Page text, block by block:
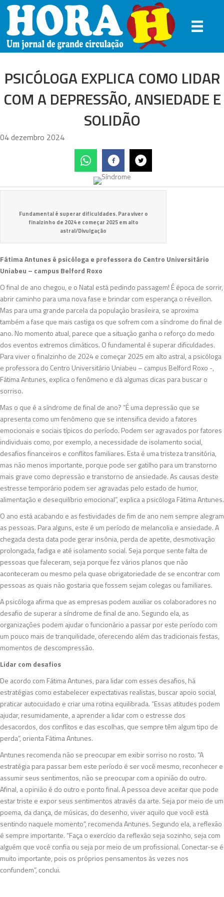
PSICÓLOGA EXPLICA COMO LIDAR
COM A DEPRESSÃO, ANSIEDADE E
SOLIDÃO
04 dezembro 2024
Fundamental é superar dificuldades. Para viver o
finalzinho de 2024 e começar 2025 em alto
astral/Divulgação
Fátima Antunes é psicóloga e professora do Centro Universitário
Uniabeu – campus Belford Roxo
O final de ano chegou, e o Natal está pedindo passagem! É época de sorrir,
abrir caminho para uma nova fase e brindar com esperança o réveillon.
Mas para uma grande parcela da população brasileira, se aproxima
também a fase que mais castiga os que sofrem com a síndrome do final de
ano. No momento atual, parece que a situação ganha o reforço do medo
dos eventos extremos climáticos. O fundamental é superar dificuldades.
Para viver o finalzinho de 2024 e começar 2025 em alto astral, a psicóloga
e professora do Centro Universitário Uniabeu – campus Belford Roxo -,
Fátima Antunes, explica o fenômeno e dá algumas dicas para buscar o
sorriso.
Mas o que é a síndrome de final de ano? “É uma depressão que se
apresenta como um fenômeno que se intensifica devido a fatores
emocionais e sociais típicos do período. Podem ser agravados por fatores
individuais como, por exemplo, a necessidade de isolamento social,
desafios financeiros e conflitos familiares. Esta é uma tristeza transitória,
mas não menos importante, porque pode ser gatilho para um transtorno
mais grave como depressão e transtorno de ansiedade. As causas deste
estresse temporário podem ser agravadas pelo estado de humor,
alimentação e desequilíbrio emocional”, explica a psicóloga Fátima Antunes.
O ano está acabando e as festividades de fim de ano nem sempre alegram
as pessoas. Para alguns, este é um período de melancolia e ansiedade. A
chegada desta data pode gerar insônia, perda de apetite, desmotivação
prolongada, fadiga e até isolamento social. Seja porque sente falta de
pessoas que faleceram, seja porque fez vários planos que não
aconteceram ou mesmo pela quase obrigatoriedade de se encontrar com
pessoas as quais não gostaria que fossem sejam colegas ou familiares.
A psicóloga afirma que as empresas podem auxiliar os colaboradores no
desafio de superar a síndrome de final de ano. Segundo ela, as
organizações podem ajudar o funcionário a passar por este período com
um pouco mais de tranquilidade, oferecendo além das tradicionais festas,
momentos de descompressão.
Lidar com desafios
De acordo com Fátima Antunes, para lidar com esses desafios, há
estratégias como estabelecer expectativas realistas, buscar apoio social,
praticar autocuidado e criar uma rotina equilibrada. “Essas atitudes podem
ajudar, resumidamente, a aprender a lidar com o estresse dos
desacordos, dos conflitos e das escolhas, que sempre têm algum tipo de
perda”, orienta Fátima Antunes.
Antunes recomenda não se preocupar em exibir sorriso no rosto. “A
estratégia para passar bem este período é ser você mesmo, reconhecer e
assumir seus sentimentos, não se preocupar com a opinião do outro.
Afinal, a opinião é do outro e ponto final. A pessoa deve aceitar que pode
estar triste e expor seus sentimentos através da arte. Seja por meio de um
poema, da dança, de músicas, do desenho, viver aquilo que você está
sentindo naquele momento”, recomenda Antunes. Segundo ela, a reflexão
é sempre importante. “Faça o exercício da reflexão seja sozinho, seja com
alguém que você confia ou seja por meio de um profissional. Conectar-se é
muito importante, pois os próprios pensamentos às vezes nos
confundem”, conclui.